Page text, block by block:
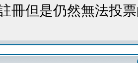
冊但是仍然無法投